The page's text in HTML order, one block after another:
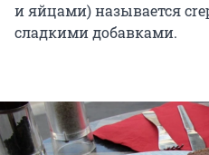
и яйцами) называется
сладкими добавками.